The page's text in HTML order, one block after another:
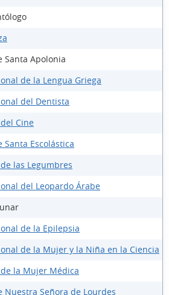
Santa Apolonia
de la Lengua Griega
del Dentista
Cine
Santa Escolástica
las Legumbres
del Leopardo Árabe
de la Epilepsia
de la Mujer y la Niña en la Ciencia
la Mujer Médica
Nuestra Señora de Lourdes